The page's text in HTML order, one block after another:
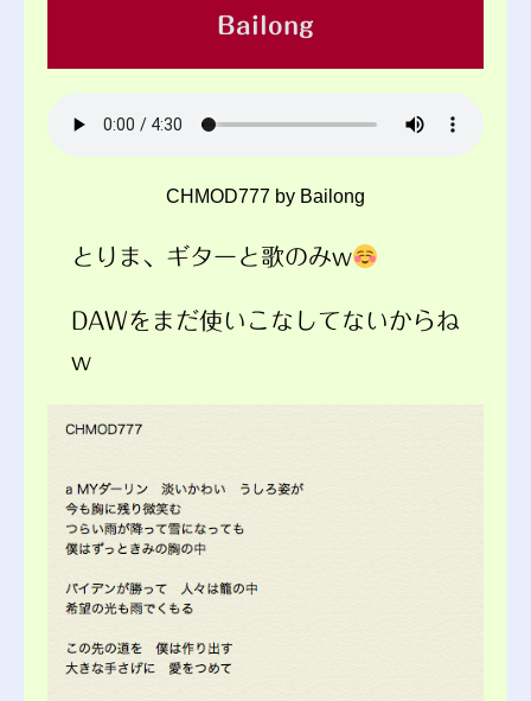
Bailong
CHMOD777 by Bailong
とりま、ギターと歌のみw
DAWをまだ使いこなしてないからね
w